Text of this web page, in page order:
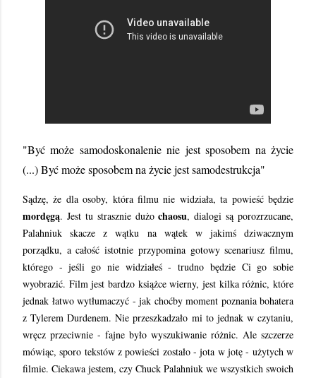
"Być może samodoskonalenie nie jest sposobem na życie
(...) Być może sposobem na życie jest samodestrukcja"
Sądzę, że dla osoby, która filmu nie widziała, ta powieść będzie
mordęgą. Jest tu strasznie dużochaosu, dialogi są porozrzucane,
Palahniuk skacze z wątku na wątek w jakimś dziwacznym
porządku, a całość istotnie przypomina gotowy scenariusz filmu,
którego - jeśli go nie widziałeś - trudno będzie Ci go sobie
wyobrazić. Film jest bardzo książce wierny, jest kilka różnic, które
jednak łatwo wytłumaczyć - jak choćby moment poznania bohatera
z Tylerem Durdenem. Nie przeszkadzało mi to jednak w czytaniu,
wręcz przeciwnie - fajne było wyszukiwanie różnic. Ale szczerze
mówiąc, sporo tekstów z powieści zostało - jota w jotę - użytych w
filmie. Ciekawa jestem, czy Chuck Palahniuk we wszystkich swoich